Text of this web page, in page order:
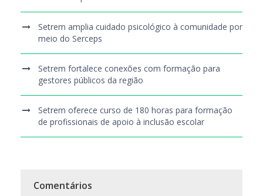
Setrem amplia cuidado psicológico à comunidade por
meio do Serceps
Setrem fortalece conexões com formação para
gestores públicos da região
Setrem oferece curso de 180 horas para formação
de profissionais de apoio à inclusão escolar
Comentários